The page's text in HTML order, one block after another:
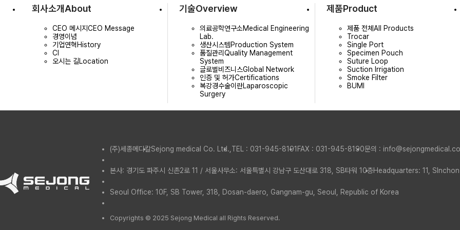
회사소개About
CEO 메시지CEO Message
경영이념
기업연혁History
CI
오시는 길Location
기술Overview
의료공학연구소Medical Engineering
Lab.
생산시스템Production System
품질관리Quality Management
System
글로벌비즈니스Global Network
인증 및 허가Certifications
복강경수술이란Laparoscopic
Surgery
제품Product
제품 전체All Products
Trocar
Single Port
Specimen Pouch
Suture Loop
Suction Irrigation
Smoke Filter
BUMI
(주)세종메디칼Sejong medical Co. Ltd., TEL : 031-945-8191FAX : 031-945-8190문의 :
본사: 경기도 파주시 신촌2로 11 / 서울사무소: 서울특별시 강남구 도산대로 318, SB타워 10층Headquarters: 11,
Seoul Office: 10F, SB Tower, 318, Dosan-daero, Gangnam-gu, Seoul, Republic of Korea
Copyrights © 2025 Sejong Medical all Rights Reserved.